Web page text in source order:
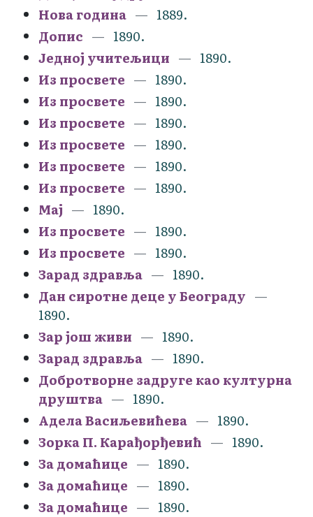
Нова година
1889.
Допис
1890.
Једној учитељици
1890.
Из просвете
1890.
Из просвете
1890.
Из просвете
1890.
Из просвете
1890.
Из просвете
1890.
Из просвете
1890.
Мај
1890.
Из просвете
1890.
Из просвете
1890.
Зарад здравља
1890.
Дан сиротне деце у Београду
1890.
Зар још живи
1890.
Зарад здравља
1890.
Добротворне задруге као културна
друштва
1890.
Адела Васиљевићева
1890.
Зорка П. Карађорђевић
1890.
За домаћице
1890.
За домаћице
1890.
За домаћице
1890.